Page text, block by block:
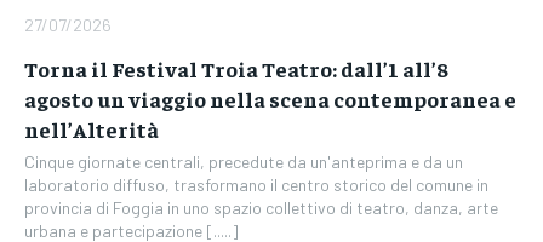
27/07/2026
Torna il Festival Troia Teatro: dall’1 all’8
agosto un viaggio nella scena contemporanea e
nell’Alterità
Cinque giornate centrali, precedute da un'anteprima e da un
laboratorio diffuso, trasformano il centro storico del comune in
provincia di Foggia in uno spazio collettivo di teatro, danza, arte
urbana e partecipazione [.....]